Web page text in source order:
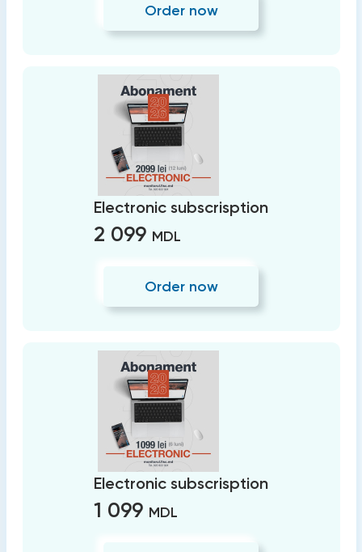
Order now
Electronic subscrisption
2 099 MDL
Order now
Electronic subscrisption
1 099 MDL